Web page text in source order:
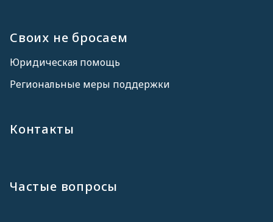
Своих не бросаем
Юридическая помощь
Региональные меры поддержки
Контакты
Частые вопросы